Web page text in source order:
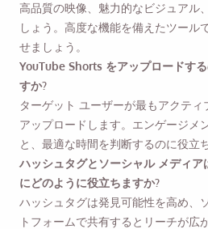
高品質の映像、魅力的なビジュアル
しょう。高度な機能を備えたツール
せましょう。
YouTube Shorts をアップロードす
すか?
ターゲット ユーザーが最もアクテ
アップロードします。エンゲージメ
と、最適な時間を判断するのに役立
ハッシュタグとソーシャル メディ
にどのように役立ちますか?
ハッシュタグは発見可能性を高め、
トフォームで共有するとリーチが広